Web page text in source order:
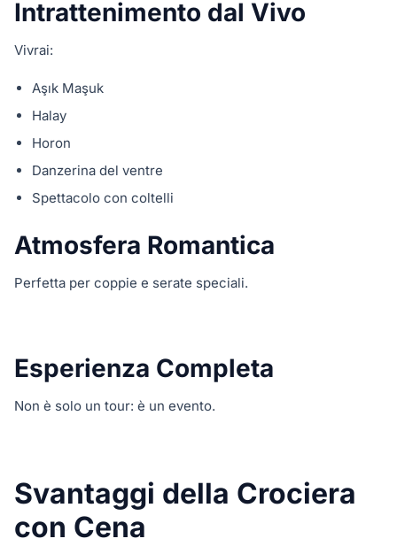
Intrattenimento dal Vivo
Vivrai:
Aşık Maşuk
Halay
Horon
Danzerina del ventre
Spettacolo con coltelli
Atmosfera Romantica
Perfetta per coppie e serate speciali.
Esperienza Completa
Non è solo un tour: è un evento.
Svantaggi della Crociera
con Cena